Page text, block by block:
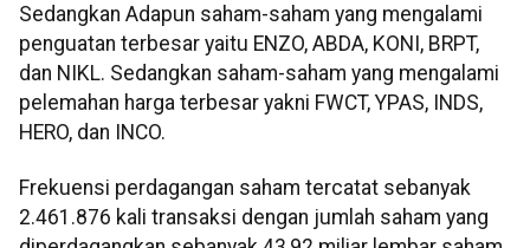
Sedangkan Adapun saham-saham yang mengalami
penguatan terbesar yaitu ENZO, ABDA, KONI, BRPT,
dan NIKL. Sedangkan saham-saham yang mengalami
pelemahan harga terbesar yakni FWCT, YPAS, INDS,
HERO, dan INCO.
Frekuensi perdagangan saham tercatat sebanyak
2.461.876 kali transaksi dengan jumlah saham yang